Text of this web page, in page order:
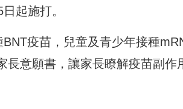
起施打。
疫苗，兒童及青少年接種
長意願書，讓家長瞭解疫苗副作